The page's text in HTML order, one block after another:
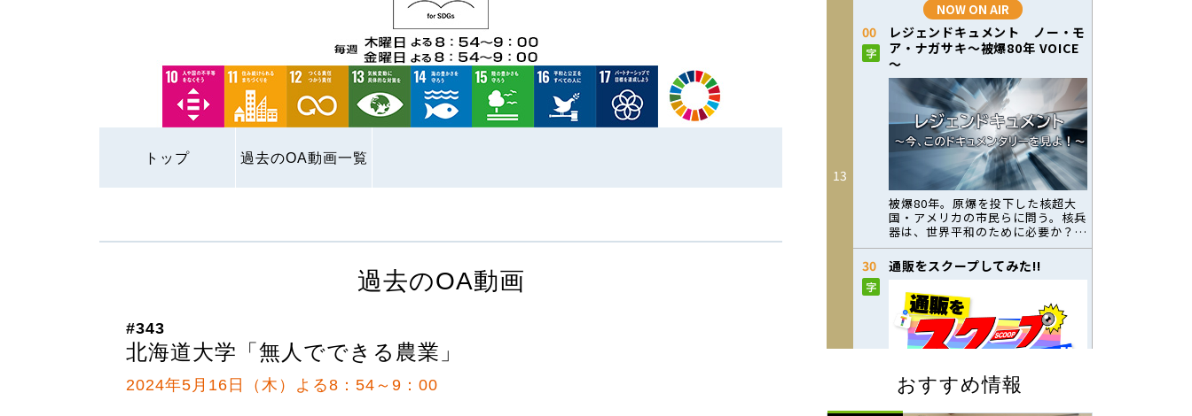
トップ 過去のOA動画一覧
おすすめ情報
過去のOA動画
#343
北海道大学「無人でできる農業」
2024年5月16日（木）よる8：54～9：00